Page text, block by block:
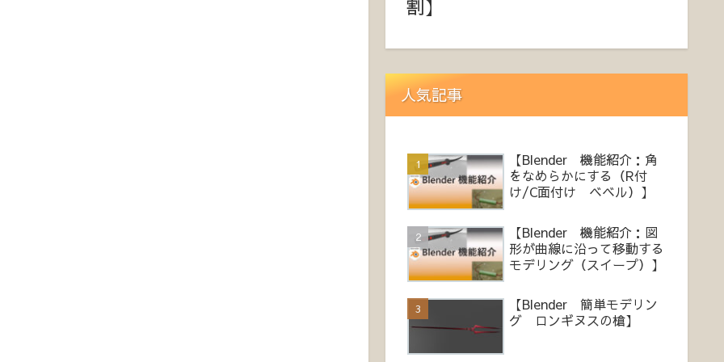
割】
人気記事
【Blender 機能紹介：角
をなめらかにする（R付
け/C面付け ベベル）】
【Blender 機能紹介：図
形が曲線に沿って移動する
モデリング（スイープ）】
【Blender 簡単モデリン
グ ロンギヌスの槍】